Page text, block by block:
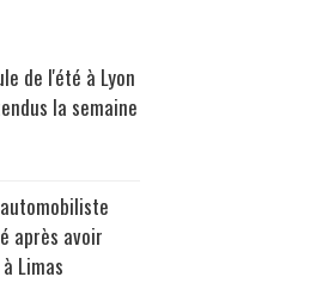
de l'été à Lyon
la semaine
après avoir
Limas